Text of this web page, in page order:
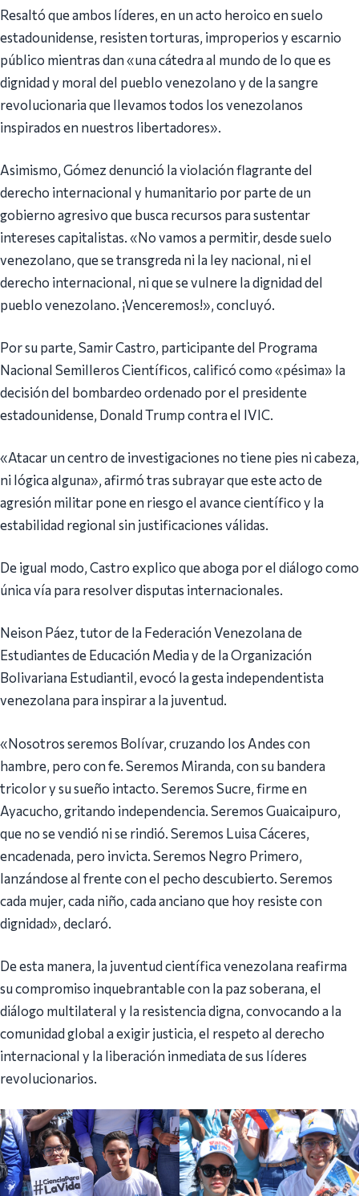
Resaltó que ambos líderes, en un acto heroico en suelo
estadounidense, resisten torturas, improperios y escarnio
público mientras dan «una cátedra al mundo de lo que es
dignidad y moral del pueblo venezolano y de la sangre
revolucionaria que llevamos todos los venezolanos
inspirados en nuestros libertadores».
Asimismo, Gómez denunció la violación flagrante del
derecho internacional y humanitario por parte de un
gobierno agresivo que busca recursos para sustentar
intereses capitalistas. «No vamos a permitir, desde suelo
venezolano, que se transgreda ni la ley nacional, ni el
derecho internacional, ni que se vulnere la dignidad del
pueblo venezolano. ¡Venceremos!», concluyó.
Por su parte, Samir Castro, participante del Programa
Nacional Semilleros Científicos, calificó como «pésima» la
decisión del bombardeo ordenado por el presidente
estadounidense, Donald Trump contra el IVIC.
«Atacar un centro de investigaciones no tiene pies ni cabeza,
ni lógica alguna», afirmó tras subrayar que este acto de
agresión militar pone en riesgo el avance científico y la
estabilidad regional sin justificaciones válidas.
De igual modo, Castro explico que aboga por el diálogo como
única vía para resolver disputas internacionales.
Neison Páez, tutor de la Federación Venezolana de
Estudiantes de Educación Media y de la Organización
Bolivariana Estudiantil, evocó la gesta independentista
venezolana para inspirar a la juventud.
«Nosotros seremos Bolívar, cruzando los Andes con
hambre, pero con fe. Seremos Miranda, con su bandera
tricolor y su sueño intacto. Seremos Sucre, firme en
Ayacucho, gritando independencia. Seremos Guaicaipuro,
que no se vendió ni se rindió. Seremos Luisa Cáceres,
encadenada, pero invicta. Seremos Negro Primero,
lanzándose al frente con el pecho descubierto. Seremos
cada mujer, cada niño, cada anciano que hoy resiste con
dignidad», declaró.
De esta manera, la juventud científica venezolana reafirma
su compromiso inquebrantable con la paz soberana, el
diálogo multilateral y la resistencia digna, convocando a la
comunidad global a exigir justicia, el respeto al derecho
internacional y la liberación inmediata de sus líderes
revolucionarios.